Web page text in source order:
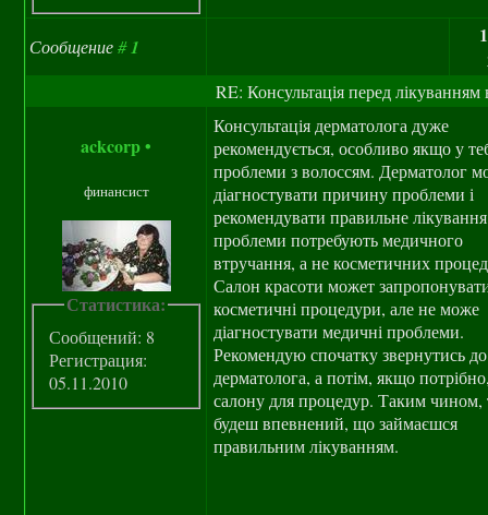
Сообщение#1
RE: Консультація перед лікуванням
ackcorp•
финансист
Статистика:
Сообщений: 8
Регистрация:
05.11.2010
Консультація дерматолога дуже
рекомендується, особливо якщо у
проблеми з волоссям. Дерматолог
діагностувати причину проблеми і
рекомендувати правильне
проблеми потребують медичного
втручання, а не косметичних
Салон красоти может
косметичні процедури, але не може
діагностувати медичні проблеми.
Рекомендую спочатку звернутись до
дерматолога, а потім, якщо
салону для процедур. Таким чином,
будеш впевнений, що займаєшся
правильним лікуванням.